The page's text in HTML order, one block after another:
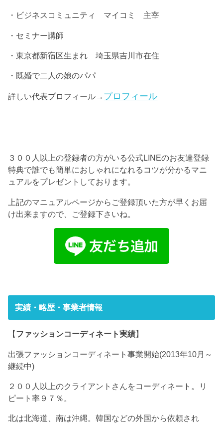
・ビジネスコミュニティ マイコミ 主宰
・セミナー講師
・東京都新宿区生まれ 埼玉県吉川市在住
・既婚で二人の娘のパパ
詳しい代表プロフィール→ プロフィール
３００人以上の登録者の方がいる公式LINEのお友達登録
特典で誰でも簡単におしゃれになれるコツが分かるマニ
ュアルをプレゼントしております。
上記のマニュアルページからご登録頂いた方が早くお届
け出来ますので、ご登録下さいね。
実績・略歴・事業者情報
【ファッションコーディネート実績】
出張ファッションコーディネート事業開始(2013年10月～
継続中)
２００人以上のクライアントさんをコーディネート。リ
ピート率９７％。
北は北海道、南は沖縄。韓国などの外国から依頼され